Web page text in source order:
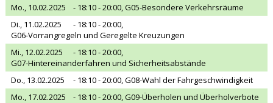
Mo., 10.02.2025 - 18:10 - 20:00,G05-Besondere Verkehrsräume
Di., 11.02.2025
- 18:10 - 20:00,
G06-Vorrangregeln und Geregelte Kreuzungen
Mi., 12.02.2025
- 18:10 - 20:00,
G07-Hintereinanderfahren und Sicherheitsabstände
Do., 13.02.2025
- 18:10 - 20:00,G08-Wahl der Fahrgeschwindigkeit
Mo., 17.02.2025
- 18:10 - 20:00,G09-Überholen und Überholverbote